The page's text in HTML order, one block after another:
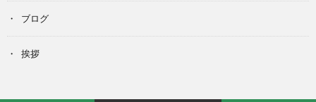
ブログ
挨拶